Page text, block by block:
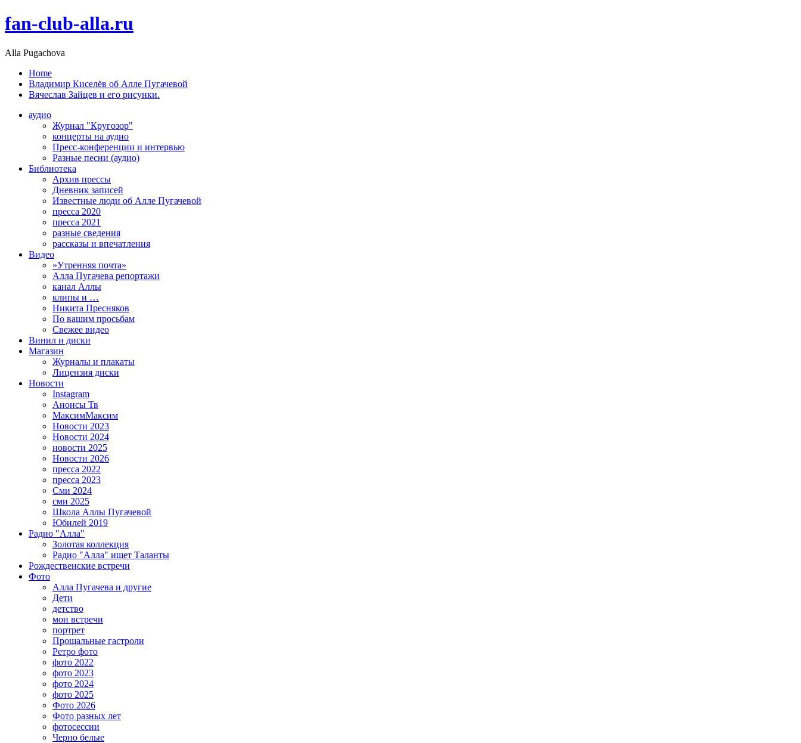
fan-club-alla.ru
Alla Pugachova
Home
Владимир Киселёв об Алле Пугачевой
Вячеслав Зайцев и его рисунки.
аудио
Журнал "Кругозор"
концерты на аудио
Пресс-конференции и интервью
Разные песни (аудио)
Библиотека
Архив прессы
Дневник записей
Известные люди об Алле Пугачевой
пресса 2020
пресса 2021
разные сведения
рассказы и впечатления
Видео
»Утренняя почта»
Алла Пугачева репортажи
канал Аллы
клипы и …
Никита Пресняков
По вашим просьбам
Свежее видео
Винил и диски
Магазин
Журналы и плакаты
Лицензия диски
Новости
Instagram
Анонсы Тв
МаксимМаксим
Новости 2023
Новости 2024
новости 2025
Новости 2026
пресса 2022
пресса 2023
Сми 2024
сми 2025
Школа Аллы Пугачевой
Юбилей 2019
Радио "Алла"
Золотая коллекция
Радио "Алла" ищет Таланты
Рождественские встречи
Фото
Алла Пугачева и другие
Дети
детство
мои встречи
портрет
Прощальные гастроли
Ретро фото
фото 2022
фото 2023
фото 2024
фото 2025
Фото 2026
Фото разных лет
фотосессии
Черно белые